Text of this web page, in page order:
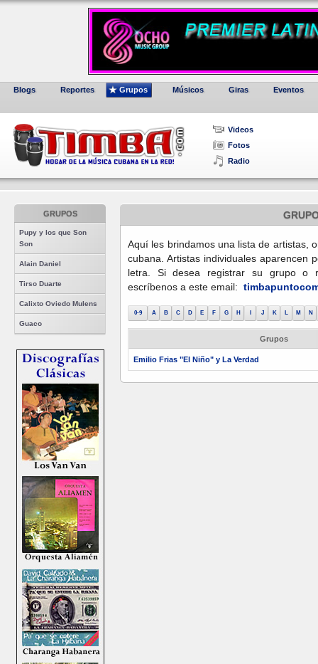
Blogs Reportes Grupos Músicos Giras Eventos
Videos
Fotos
Radio
GRUPOS
Pupy y los que Son
Son
Alain Daniel
Tirso Duarte
Calixto Oviedo Mulens
Guaco
Aquí les brindamos una lista de artistas,
cubana. Artistas individuales aparencen
letra. Si desea registrar su grupo o
escríbenos a este email:
0-9 A B C D E F G H J K L M N
Grupos
Emilio Frias "El Niño" y La Verdad